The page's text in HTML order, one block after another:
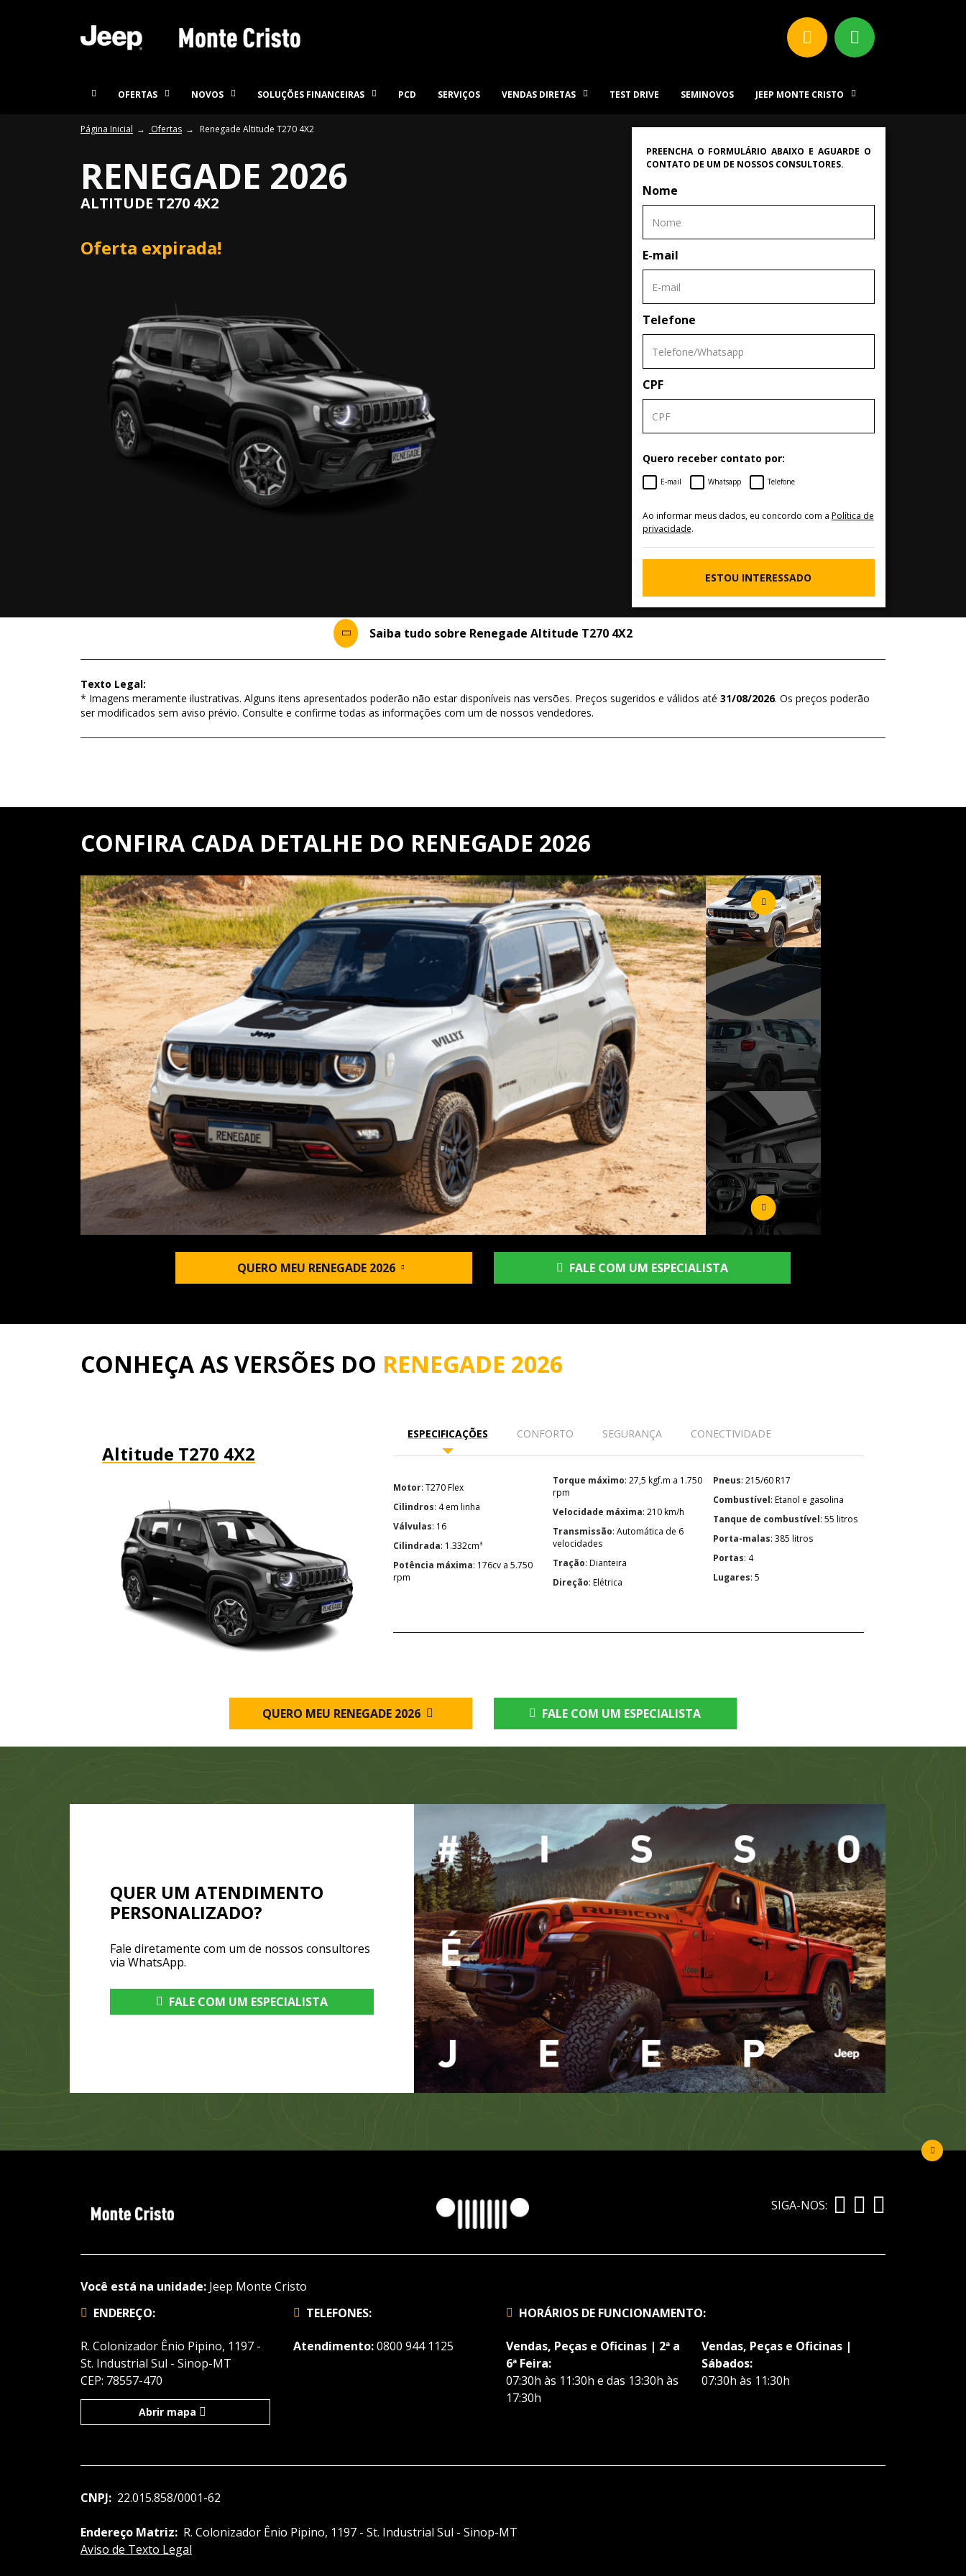
OFERTAS NOVOS SOLUÇÕES FINANCEIRAS PCD SERVIÇOS VENDAS DIRETAS TEST DRIVE SEMINOVOS JEEP MONTE CRISTO
Página Inicial Ofertas Renegade Altitude T270 4X2
RENEGADE 2026
ALTITUDE T270 4X2
Oferta expirada!
PREENCHA O FORMULÁRIO ABAIXO E AGUARDE O
CONTATO DE UM DE NOSSOS CONSULTORES.
Nome
E-mail
Telefone
CPF
Quero receber contato por:
E-mail Whatsapp Telefone
Ao informar meus dados, eu concordo com a Política de
privacidade.
ESTOU INTERESSADO
Saiba tudo sobre Renegade Altitude T270 4X2
Texto Legal:
* Imagens meramente ilustrativas. Alguns itens apresentados poderão não estar disponíveis nas versões. Preços sugeridos e válidos até 31/08/2026. Os preços poderão
ser modificados sem aviso prévio. Consulte e confirme todas as informações com um de nossos vendedores.
CONFIRA CADA DETALHE DO RENEGADE 2026
QUERO MEU RENEGADE 2026 FALE COM UM ESPECIALISTA
CONHEÇA AS VERSÕES DO RENEGADE 2026
Altitude T270 4X2
ESPECIFICAÇÕES CONFORTO SEGURANÇA CONECTIVIDADE
Motor : T270 Flex
Cilindros : 4 em linha
Válvulas : 16
Cilindrada : 1.332cm³
Potência máxima: 176cv a 5.750
rpm
Torque máximo: 27,5 kgf.m a 1.750
rpm
Velocidade máxima : 210 km/h
Transmissão: Automática de 6
velocidades
Tração : Dianteira
Direção : Elétrica
Pneus : 215/60 R17
Combustível : Etanol e gasolina
Tanque de combustível : 55 litros
Porta-malas : 385 litros
Portas : 4
Lugares : 5
QUERO MEU RENEGADE 2026 FALE COM UM ESPECIALISTA
QUER UM ATENDIMENTO
PERSONALIZADO?
Fale diretamente com um de nossos consultores
via WhatsApp.
FALE COM UM ESPECIALISTA
SIGA-NOS:
Você está na unidade: Jeep Monte Cristo
ENDEREÇO:
R. Colonizador Ênio Pipino, 1197 -
St. Industrial Sul - Sinop-MT
CEP: 78557-470
Abrir mapa
TELEFONES:
Atendimento:0800 944 1125
HORÁRIOS DE FUNCIONAMENTO:
Vendas, Peças e Oficinas | 2ª a
6ª Feira:
07:30h às 11:30h e das 13:30h às
17:30h
Vendas, Peças e Oficinas |
Sábados:
07:30h às 11:30h
CNPJ: 22.015.858/0001-62
Endereço Matriz: R. Colonizador Ênio Pipino, 1197 - St. Industrial Sul - Sinop-MT
Aviso de Texto Legal